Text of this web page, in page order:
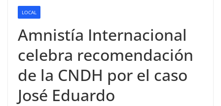
LOCAL
Amnistía Internacional
celebra recomendación
de la CNDH por el caso
José Eduardo